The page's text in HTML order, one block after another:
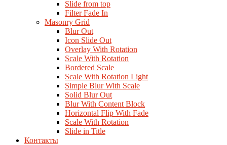
Slide from top
Filter Fade In
Masonry Grid
Blur Out
Icon Slide Out
Overlay With Rotation
Scale With Rotation
Bordered Scale
Scale With Rotation Light
Simple Blur With Scale
Solid Blur Out
Blur With Content Block
Horizontal Flip With Fade
Scale With Rotation
Slide in Title
Контакты